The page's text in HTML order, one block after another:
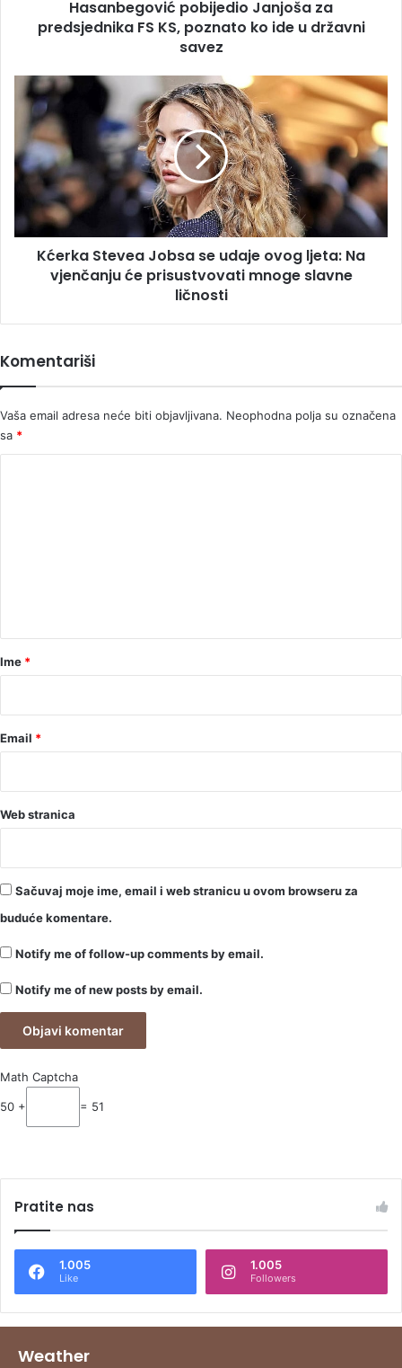
Hasanbegović pobijedio Janjoša za
predsjednika FS KS, poznato ko ide u državni
savez
Kćerka
Stevea
Jobsa
udaje
ovog
ljeta:
Na
vjenčanju
prisustvovati
ličnosti
Kćerka Stevea Jobsa se udaje ovog ljeta: Na
vjenčanju će prisustvovati mnoge slavne
ličnosti
Komentariši
Vaša email adresa neće biti objavljivana. Neophodna polja su označena
sa *
rIme *
Email *
Web stranica
Sačuvaj moje ime, email i web stranicu u ovom browseru za
buduće komentare.
Notify me of follow-up comments by email.
Notify me of new posts by email.
Math Captcha
50 + = 51
Pratite nas
1.005
Like
1.005
Followers
Weather